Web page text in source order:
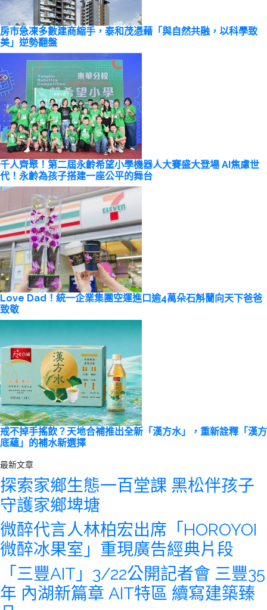
房市急凍多數建商縮手，泰和茂憑藉「與自然共融，以科學致
美」逆勢翻盤
千人齊聚！第二屆永齡希望小學機器人大賽盛大登場 AI焦慮世
代！永齡為孩子搭建一座公平的舞台
Love Dad！統一企業集團空運進口逾4萬朵石斛蘭向天下爸爸
致敬
戒不掉手搖飲？天地合補推出全新「漢方水」，重新詮釋「漢方
底蘊」的補水新選擇
最新文章
探索家鄉生態一百堂課 黑松伴孩子
守護家鄉埤塘
微醉代言人林柏宏出席「HOROYOI
微醉冰果室」重現廣告經典片段
「三豐AIT」3/22公開記者會 三豐35
年 內湖新篇章 AIT特區 續寫建築臻